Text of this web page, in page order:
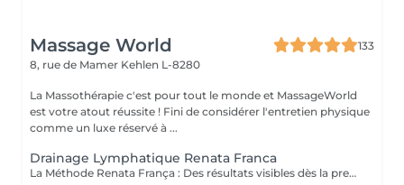
Massage World
133
8, rue de Mamer Kehlen L-8280
La Massothérapie c'est pour tout le monde et MassageWorld
est votre atout réussite ! Fini de considérer l'entretien physique
comme un luxe réservé à ...
Drainage Lymphatique Renata Franca
La Méthode Renata França : Des résultats visibles dès la première séance ! Rien d'étonnant donc qu'il soit le massage préféré des stars Hollywoodiennes. Le Drainage Lymphatique Manuel est une technique de massage destinée à réduire la rétention d'eau, à stimuler la circulation de la lymphe et à détoxifier l'organisme. Cette technique réduit ainsi la tant redoutée CELLULITE, resculpte le corps tout en renforçant le système immunitaire. La Méthode Renata França se différencie de la métope traditionnelle Vodder par des pressions fermes, un rythme accéléré et des manuvres exclusives permettant des résultats immédiats. Renta França ayant conscience que le corps est un ensemble et que tout le système lymphatique doit être activé pour un résultat optimal, la séance sera réalisée sur l'entièreté du corps. La finalité de cette séance sera à coup sûr « un corps moins gonflé » avec un métabolisme accéléré et une sensation de bien-être optimisée.